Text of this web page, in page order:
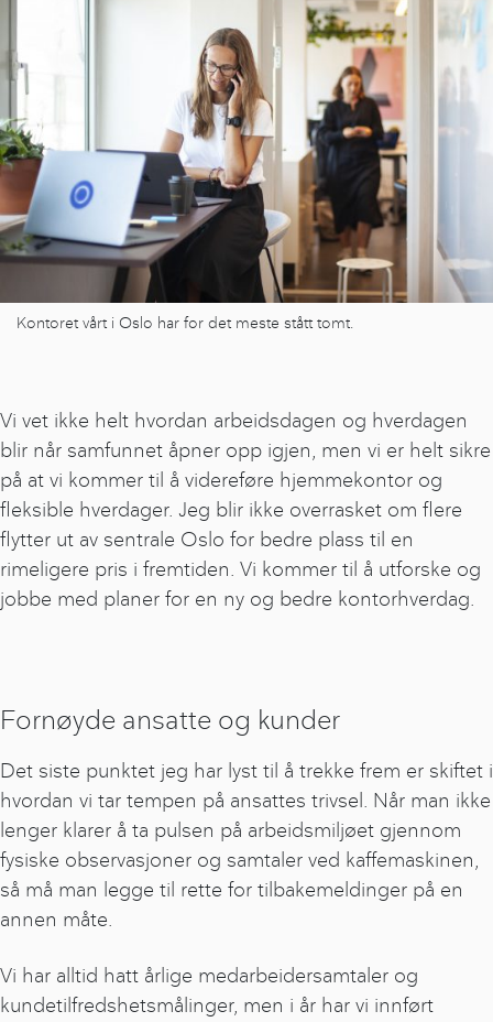
Kontoret vårt i Oslo har for det meste stått tomt.
Vi vet ikke helt hvordan arbeidsdagen og hverdagen
blir når samfunnet åpner opp igjen, men vi er helt sikre
på at vi kommer til å videreføre hjemmekontor og
fleksible hverdager. Jeg blir ikke overrasket om flere
flytter ut av sentrale Oslo for bedre plass til en
rimeligere pris i fremtiden. Vi kommer til å utforske og
jobbe med planer for en ny og bedre kontorhverdag.
Fornøyde ansatte og kunder
Det siste punktet jeg har lyst til å trekke frem er skiftet i
hvordan vi tar tempen på ansattes trivsel. Når man ikke
lenger klarer å ta pulsen på arbeidsmiljøet gjennom
fysiske observasjoner og samtaler ved kaffemaskinen,
så må man legge til rette for tilbakemeldinger på en
annen måte.
Vi har alltid hatt årlige medarbeidersamtaler og
kundetilfredshetsmålinger, men i år har vi innført